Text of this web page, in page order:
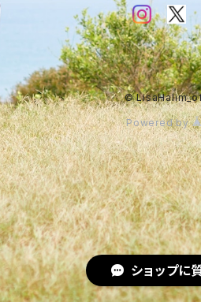
©
Powered by
ショップに